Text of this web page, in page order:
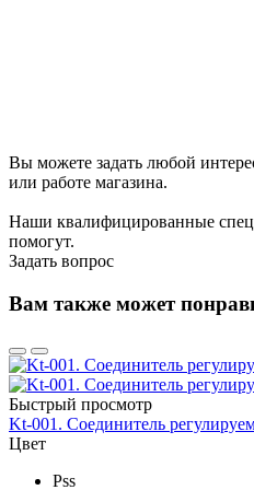
Вы можете задать любой
или работе магазина.
Наши квалифицированные
помогут.
Задать вопрос
Вам также может
Быстрый просмотр
Kt-001. Соединитель
Цвет
Pss